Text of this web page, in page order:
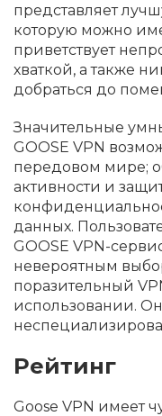
представляет
которую можно
приветствует
хваткой, а также
добраться до
Значительные
GOOSE VPN
передовом мире;
активности и
данных.
GOOSE VPN-
невероятным
поразительный
использовании.
Рейтинг
Goose VPN имеет